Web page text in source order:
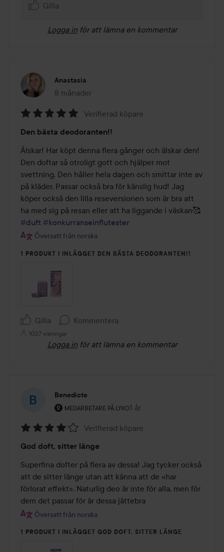
Gilla
Logga in för att lämna en kommentar
Anastasia
8 månader
Inlägget skapades 8 månader
5
av
5
Verifierad köpare
Den bästa deodoranten!!
Älskar! Har köpt denna flera gånger och älskar den!
Den doftar så otroligt gott och hjälper mot
svettning. Den håller hela dagen och smittar inte av
på kläder. Passar också bra för känslig hud! Jag
köper också den lilla reseversionen som är bra att
#duft #konkurranseinflutester
Översatt från norska
1 PRODUKT I INLÄGGET DEN BÄSTA DEODORANTEN!!
Gilla Kommentera
1027 visningar
Logga in för att lämna en kommentar
Benedicte
MEDARBETARE PÅ LYKO
Användarens roll: Medarbetare på Lyko.
1 år
Inlägget skapades 1 år
4
av
5
Verifierad köpare
God doft, sitter länge
Superfina dofter på flera av dessa! Jag tycker också
att de sitter länge utan att känna att de «har
förlorat effekt». Naturlig deo är inte för alla, men för
dem det passar för är dessa jättebra
Översatt från norska
1 PRODUKT I INLÄGGET GOD DOFT, SITTER LÄNGE